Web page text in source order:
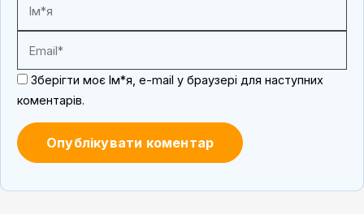
Зберігти моє Ім*я, e-mail у браузері для наступних
коментарів.